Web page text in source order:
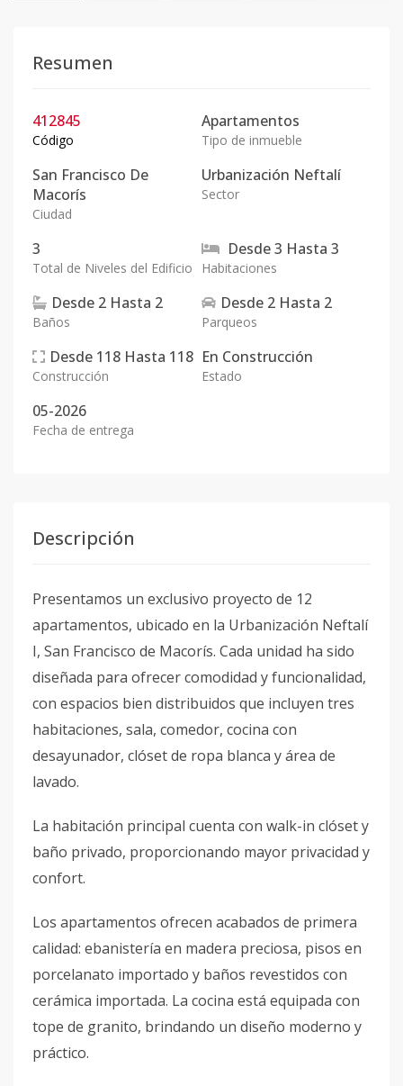
Resumen
412845
Código
Apartamentos
Tipo de inmueble
San Francisco De
Macorís
Ciudad
Urbanización Neftalí
Sector
3
Total de Niveles del Edificio
Desde3 Hasta 3
Habitaciones
Desde 2 Hasta 2
Baños
Desde 2 Hasta 2
Parqueos
Desde 118 Hasta 118
Construcción
En Construcción
Estado
05-2026
Fecha de entrega
Descripción
Presentamos un exclusivo proyecto de 12
apartamentos, ubicado en la Urbanización Neftalí
I, San Francisco de Macorís. Cada unidad ha sido
diseñada para ofrecer comodidad y funcionalidad,
con espacios bien distribuidos que incluyen tres
habitaciones, sala, comedor, cocina con
desayunador, clóset de ropa blanca y área de
lavado.
La habitación principal cuenta con walk-in clóset y
baño privado, proporcionando mayor privacidad y
confort.
Los apartamentos ofrecen acabados de primera
calidad: ebanistería en madera preciosa, pisos en
porcelanato importado y baños revestidos con
cerámica importada. La cocina está equipada con
tope de granito, brindando un diseño moderno y
práctico.